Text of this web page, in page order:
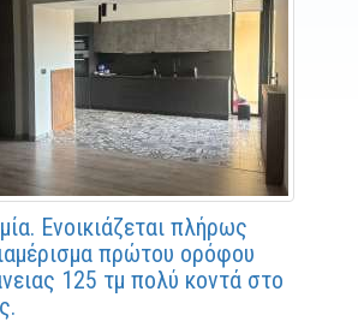
Ενοικιάζεται πλήρως
πρώτου ορόφου
125 τμ πολύ κοντά στο